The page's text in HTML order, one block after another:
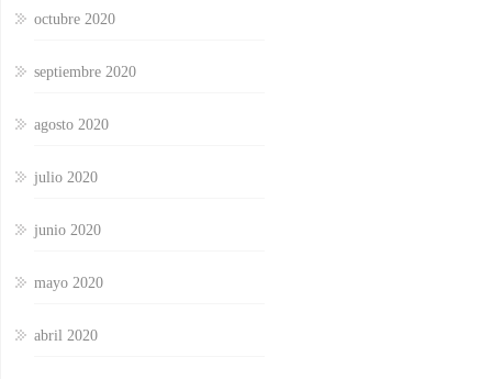
octubre 2020
septiembre 2020
agosto 2020
julio 2020
junio 2020
mayo 2020
abril 2020